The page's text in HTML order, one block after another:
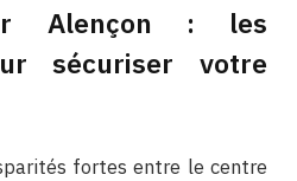
Alençon : les
sécuriser votre
fortes entre le centre